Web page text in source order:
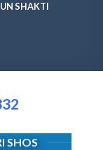
SHAKTI
SHOS